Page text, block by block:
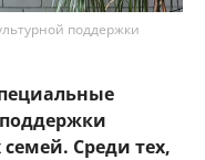
поддержки
Среди тех,